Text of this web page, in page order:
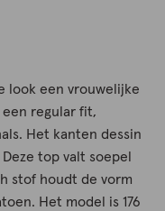
look een vrouwelijke
regular fit,
Het kanten dessin
top valt soepel
stof houdt de vorm
Het model is 176